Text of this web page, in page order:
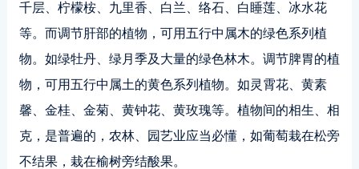
千层、柠檬桉、九里香、白兰、络石、白睡莲、冰水花
等。而调节肝部的植物，可用五行中属木的绿色系列植
物。如绿牡丹、绿月季及大量的绿色林木。调节脾胃的植
物，可用五行中属土的黄色系列植物。如灵霄花、黄素
馨、金桂、金菊、黄钟花、黄玫瑰等。植物间的相生、相
克，是普遍的，农林、园艺业应当必懂，如葡萄栽在松旁
不结果，栽在榆树旁结酸果。